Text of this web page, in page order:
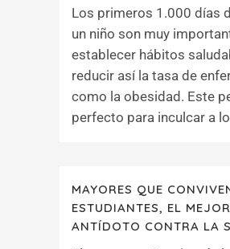
Los primeros 1.000 días
un niño son muy
establecer hábitos
reducir así la tasa de
como la obesidad. Este
perfecto para inculcar a
MAYORES QUE
ESTUDIANTES, EL MEJOR
ANTÍDOTO CONTRA LA